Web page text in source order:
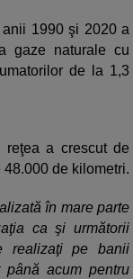
anii 1990 şi 2020 a
gaze naturale cu
de la 1,3
reţea a crescut de
de kilometri.
în mare parte
ca şi următorii
realizaţi pe banii
acum pentru